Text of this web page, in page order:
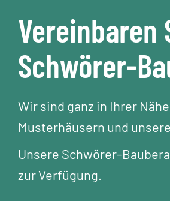
Schwörer-
Wir sind ganz in Ihrer
Musterhäusern und
Unsere Schwörer-
zur Verfügung.